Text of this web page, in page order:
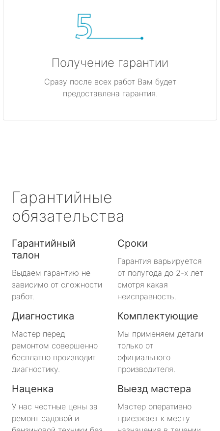
Получение гарантии
Сразу после всех работ Вам будет
предоставлена гарантия.
Гарантийные
обязательства
Гарантийный
талон
Выдаем гарантию не
зависимо от сложности
работ.
Сроки
Гарантия варьируется
от полугода до 2-х лет
смотря какая
неисправность.
Диагностика
Мастер перед
ремонтом совершенно
бесплатно производит
диагностику.
Комплектующие
Мы применяем детали
только от
официального
производителя.
Наценка
У нас честные цены за
ремонт садовой и
Выезд мастера
Мастер оперативно
приезжает к месту